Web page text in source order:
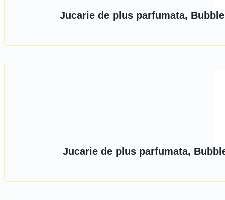
Jucarie de plus parfumata,
Jucarie de plus parfumata,